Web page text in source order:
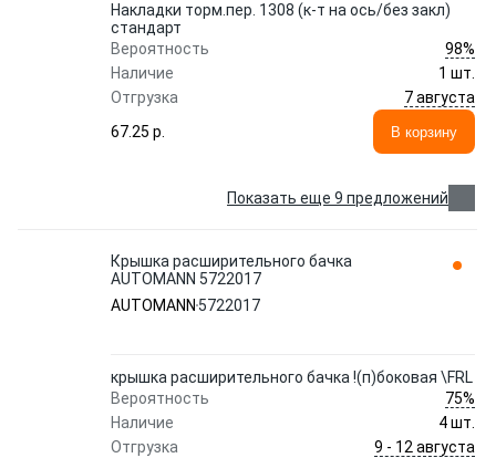
Накладки торм.пер. 1308 (к-т на ось/без закл)
стандарт
Вероятность
98%
Наличие
1 шт.
Отгрузка
7 августа
67.25 p.
В корзину
Показать еще 9 предложений
Крышка расширительного бачка
AUTOMANN 5722017
AUTOMANN 5722017
крышка расширительного бачка !(п)боковая \FRL
Вероятность
75%
Наличие
4 шт.
Отгрузка
9 - 12 августа